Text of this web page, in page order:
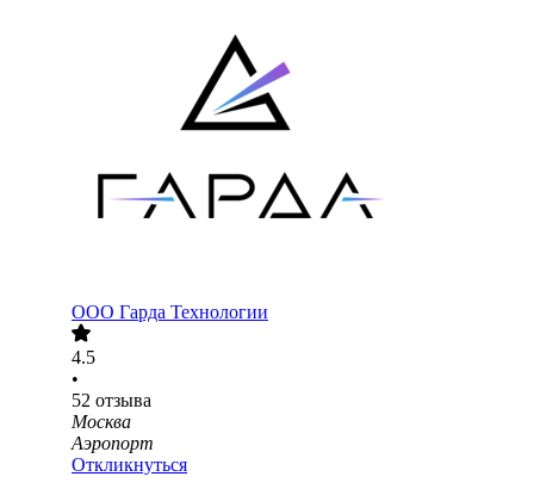
ООО Гарда Технологии
4.5
•
52 отзыва
Москва
Аэропорт
Откликнуться